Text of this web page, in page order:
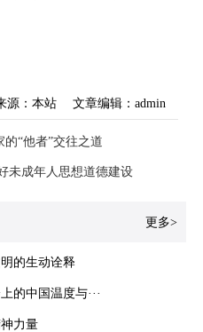
源：本站 文章编辑：admin
的“他者”交往之道
未成年人思想道德建设
更多>
的生动诠释
的中国温度与···
力量